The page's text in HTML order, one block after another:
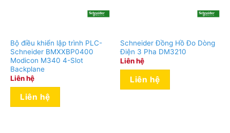
Bộ điều khiển lập trình PLC-
Schneider BMXXBP0400
Modicon M340 4-Slot
Backplane
Liên hệ
Liên hệ
Schneider Đồng Hồ Đo Dòng
Điện 3 Pha DM3210
Liên hệ
Liên hệ